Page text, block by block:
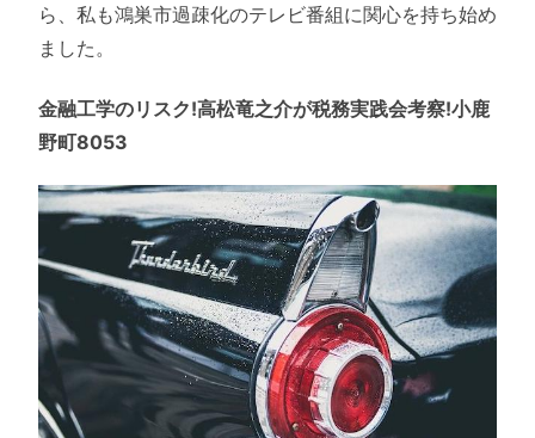
ら、私も鴻巣市過疎化のテレビ番組に関心を持ち始め
ました。
金融工学のリスク!高松竜之介が税務実践会考察!小鹿
野町8053